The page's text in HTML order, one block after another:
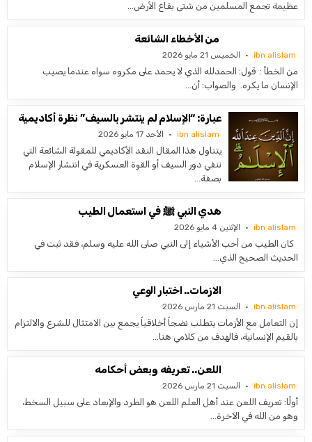
عظيمة تجمع المسلمين من شتى بقاع الأرض…
من الأخطاء الشائعة
ibn alislam الخميس 21 مايو 2026
من الخطأ : قول: الحمدلله الذي لا يحمد على مكروه سواه عندما يصيب
الإنسان ما يكره. والصواب: أن…
عبارة: “الإسلام لم ينتشر بالسيف” نظرة أكاديمية
ibn alislam الأحد 17 مايو 2026
يتناول هذا المقال النقد الأكاديمي للمقولة الشائعة التي
تنفي دور السيف أو القوة العسكرية في انتشار الإسلام
بصفة…
هدي النبي ﷺ في استعمال الطيب
ibn alislam الإثنين 4 مايو 2026
كان الطيب من أحب الأشياء إلى النبي صلى الله عليه وسلم، فقد ثبت في
الحديث الصحيح الذي…
الازمات.. اختبار الوعي
ibn alislam السبت 21 مارس 2026
إن التعامل مع الأزمات يتطلب نضجاً أخلاقياً يجمع بين الامتثال للشرع والالتزام
بالقيم الإنسانية، فالهدف من كلامي هنا…
اللعن.. تعريفه وبعض أحكامه
ibn alislam السبت 21 مارس 2026
أولًا: تعريف اللعن عند أهل العلم اللعن هو الطرد والإبعاد على سبيل السخط،
وهو من الله في الآخرة…